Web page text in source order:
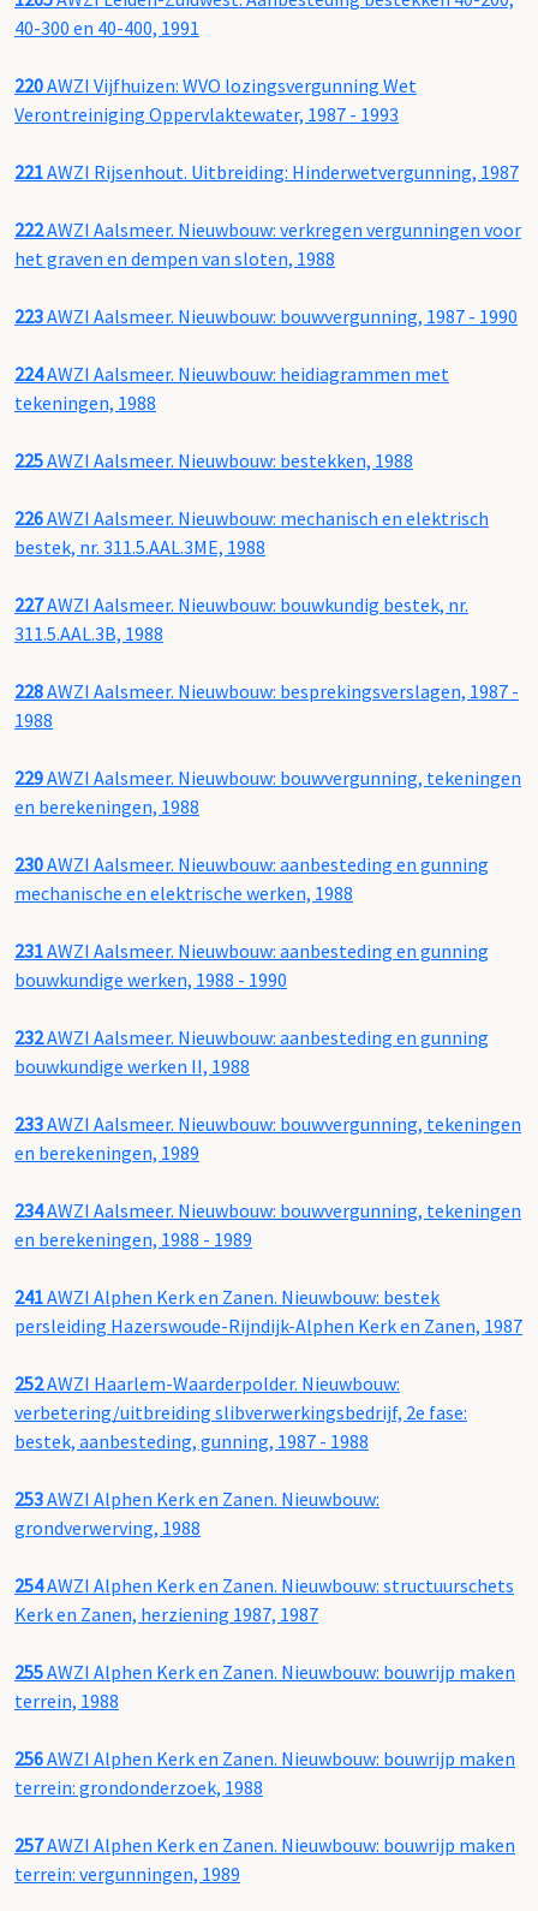
40-300 en 40-400, 1991
220AWZI Vijfhuizen: WVO lozingsvergunning Wet
Verontreiniging Oppervlaktewater, 1987 - 1993
221AWZI Rijsenhout. Uitbreiding: Hinderwetvergunning, 1987
222AWZI Aalsmeer. Nieuwbouw: verkregen vergunningen voor
het graven en dempen van sloten, 1988
223AWZI Aalsmeer. Nieuwbouw: bouwvergunning, 1987 - 1990
224AWZI Aalsmeer. Nieuwbouw: heidiagrammen met
tekeningen, 1988
225AWZI Aalsmeer. Nieuwbouw: bestekken, 1988
226AWZI Aalsmeer. Nieuwbouw: mechanisch en elektrisch
bestek, nr. 311.5.AAL.3ME, 1988
227AWZI Aalsmeer. Nieuwbouw: bouwkundig bestek, nr.
311.5.AAL.3B, 1988
228AWZI Aalsmeer. Nieuwbouw: besprekingsverslagen, 1987 -
1988
229AWZI Aalsmeer. Nieuwbouw: bouwvergunning, tekeningen
en berekeningen, 1988
230AWZI Aalsmeer. Nieuwbouw: aanbesteding en gunning
mechanische en elektrische werken, 1988
231AWZI Aalsmeer. Nieuwbouw: aanbesteding en gunning
bouwkundige werken, 1988 - 1990
232AWZI Aalsmeer. Nieuwbouw: aanbesteding en gunning
bouwkundige werken II, 1988
233AWZI Aalsmeer. Nieuwbouw: bouwvergunning, tekeningen
en berekeningen, 1989
234AWZI Aalsmeer. Nieuwbouw: bouwvergunning, tekeningen
en berekeningen, 1988 - 1989
241AWZI Alphen Kerk en Zanen. Nieuwbouw: bestek
persleiding Hazerswoude-Rijndijk-Alphen Kerk en Zanen, 1987
252AWZI Haarlem-Waarderpolder. Nieuwbouw:
verbetering/uitbreiding slibverwerkingsbedrijf, 2e fase:
bestek, aanbesteding, gunning, 1987 - 1988
253AWZI Alphen Kerk en Zanen. Nieuwbouw:
grondverwerving, 1988
254AWZI Alphen Kerk en Zanen. Nieuwbouw: structuurschets
Kerk en Zanen, herziening 1987, 1987
255AWZI Alphen Kerk en Zanen. Nieuwbouw: bouwrijp maken
terrein, 1988
256AWZI Alphen Kerk en Zanen. Nieuwbouw: bouwrijp maken
terrein: grondonderzoek, 1988
257AWZI Alphen Kerk en Zanen. Nieuwbouw: bouwrijp maken
terrein: vergunningen, 1989